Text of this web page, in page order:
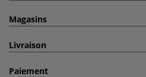
Magasins
Livraison
Paiement